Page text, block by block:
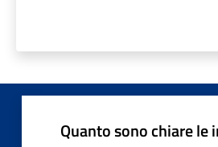
Quanto sono chiare le